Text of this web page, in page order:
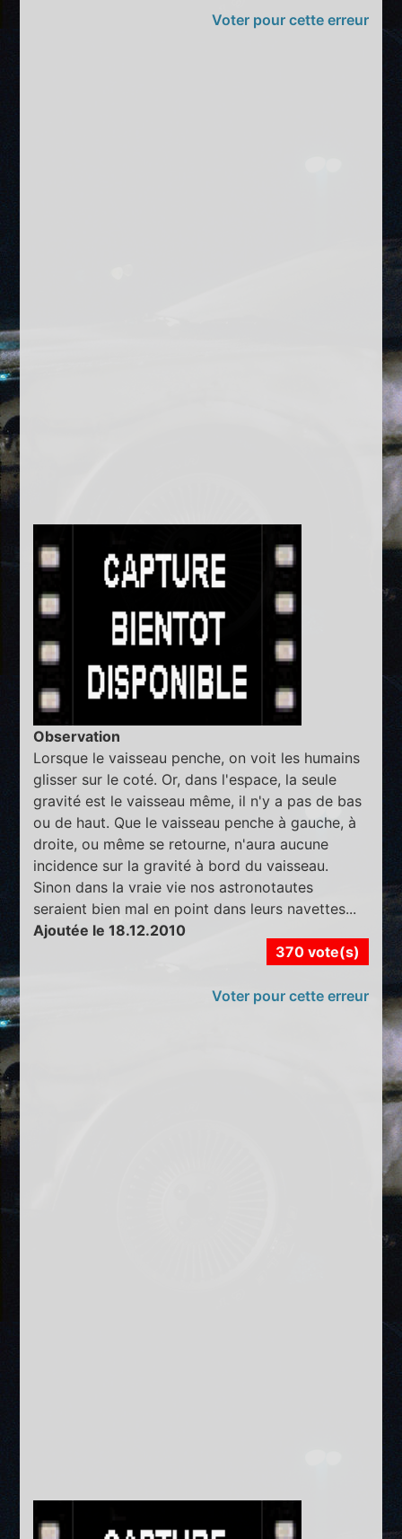
Voter pour cette erreur
Observation
Lorsque le vaisseau penche, on voit les humains
glisser sur le coté. Or, dans l'espace, la seule
gravité est le vaisseau même, il n'y a pas de bas
ou de haut. Que le vaisseau penche à gauche, à
droite, ou même se retourne, n'aura aucune
incidence sur la gravité à bord du vaisseau.
Sinon dans la vraie vie nos astronotautes
seraient bien mal en point dans leurs navettes...
Ajoutée le 18.12.2010
370 vote(s)
Voter pour cette erreur